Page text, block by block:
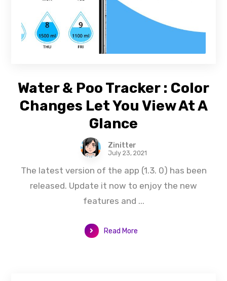
Water & Poo Tracker : Color
Changes Let You View At A
Glance
Zinitter
July 23, 2021
The latest version of the app (1.3. 0) has been
released. Update it now to enjoy the new
features and ...
Read More